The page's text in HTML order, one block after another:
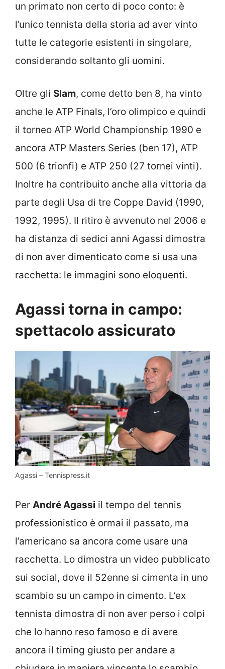
un primato non certo di poco conto: è
l’unico tennista della storia ad aver vinto
tutte le categorie esistenti in singolare,
considerando soltanto gli uomini.
Oltre gli Slam, come detto ben 8, ha vinto
anche le ATP Finals, l’oro olimpico e quindi
il torneo ATP World Championship 1990 e
ancora ATP Masters Series (ben 17), ATP
500 (6 trionfi) e ATP 250 (27 tornei vinti).
Inoltre ha contribuito anche alla vittoria da
parte degli Usa di tre Coppe David (1990,
1992, 1995). Il ritiro è avvenuto nel 2006 e
ha distanza di sedici anni Agassi dimostra
di non aver dimenticato come si usa una
racchetta: le immagini sono eloquenti.
Agassi torna in campo:
spettacolo assicurato
Agassi – Tennispress.it
Per André Agassi il tempo del tennis
professionistico è ormai il passato, ma
l’americano sa ancora come usare una
racchetta. Lo dimostra un video pubblicato
sui social, dove il 52enne si cimenta in uno
scambio su un campo in cimento. L’ex
tennista dimostra di non aver perso i colpi
che lo hanno reso famoso e di avere
ancora il timing giusto per andare a